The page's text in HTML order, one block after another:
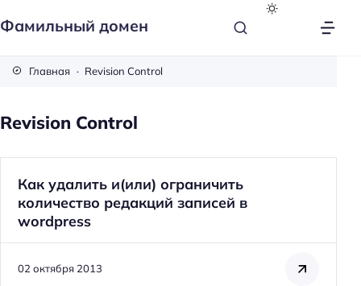
Фамильный домен
Главная Revision Control
Revision Control
Как удалить и(или) ограничить
количество редакций записей в
wordpress
02 октября 2013